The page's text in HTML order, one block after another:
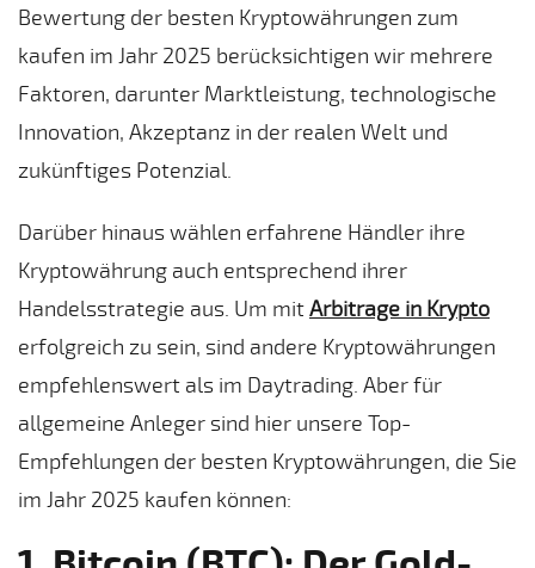
Bewertung der besten Kryptowährungen zum
kaufen im Jahr 2025 berücksichtigen wir mehrere
Faktoren, darunter Marktleistung, technologische
Innovation, Akzeptanz in der realen Welt und
zukünftiges Potenzial.
Darüber hinaus wählen erfahrene Händler ihre
Kryptowährung auch entsprechend ihrer
Handelsstrategie aus. Um mitArbitrage in Krypto
erfolgreich zu sein, sind andere Kryptowährungen
empfehlenswert als im Daytrading. Aber für
allgemeine Anleger sind hier unsere Top-
Empfehlungen der besten Kryptowährungen, die Sie
im Jahr 2025 kaufen können: